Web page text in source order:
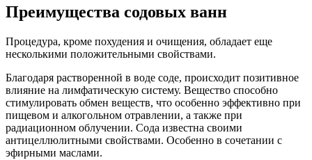
Преимущества содовых ванн
Процедура, кроме похудения и очищения, обладает еще
несколькими положительными свойствами.
Благодаря растворенной в воде соде, происходит позитивное
влияние на лимфатическую систему. Вещество способно
стимулировать обмен веществ, что особенно эффективно при
пищевом и алкогольном отравлении, а также при
радиационном облучении. Сода известна своими
антицеллюлитными свойствами. Особенно в сочетании с
эфирными маслами.